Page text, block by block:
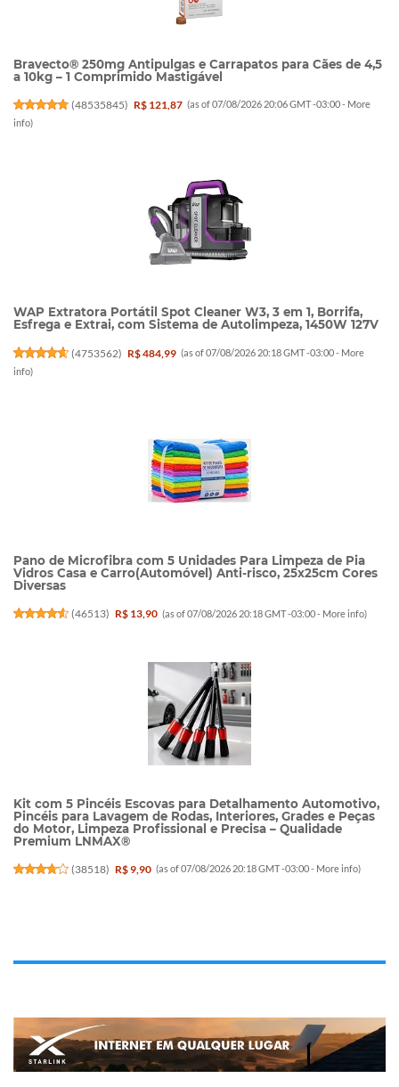
Bravecto® 250mg Antipulgas e Carrapatos para Cães de 4,5
a 10kg – 1 Comprimido Mastigável
(48535845) R$ 121,87 (as of 07/08/2026 20:06 GMT -03:00 - More
info)
WAP Extratora Portátil Spot Cleaner W3, 3 em 1, Borrifa,
Esfrega e Extrai, com Sistema de Autolimpeza, 1450W 127V
(4753562) R$ 484,99 (as of 07/08/2026 20:18 GMT -03:00 - More
info)
Pano de Microfibra com 5 Unidades Para Limpeza de Pia
Vidros Casa e Carro(Automóvel) Anti-risco, 25x25cm Cores
Diversas
(46513) R$ 13,90 (as of 07/08/2026 20:18 GMT -03:00 - More info)
Kit com 5 Pincéis Escovas para Detalhamento Automotivo,
Pincéis para Lavagem de Rodas, Interiores, Grades e Peças
do Motor, Limpeza Profissional e Precisa – Qualidade
Premium LNMAX®
(38518) R$ 9,90 (as of 07/08/2026 20:18 GMT -03:00 - More info)